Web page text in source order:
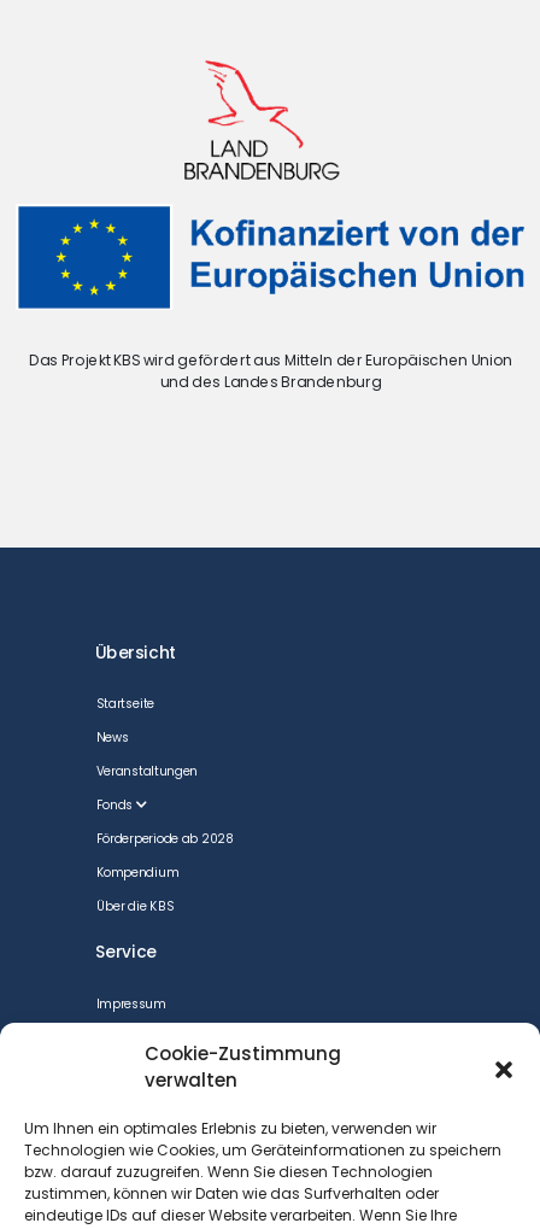
Cookie-Zustimmung
verwalten
Um Ihnen ein optimales Erlebnis zu bieten, verwenden wir
Technologien wie Cookies, um Geräteinformationen zu speichern
bzw. darauf zuzugreifen. Wenn Sie diesen Technologien
zustimmen, können wir Daten wie das Surfverhalten oder
eindeutige IDs auf dieser Website verarbeiten. Wenn Sie Ihre
Das Projekt KBS wird gefördert aus Mitteln der Europäischen Union
und des Landes Brandenburg
Übersicht
Startseite
News
Veranstaltungen
Fonds
Förderperiode ab 2028
Kompendium
Über die KBS
Service
Impressum
Datenschutzerklärung
Barrierefreiheit
Kontakt